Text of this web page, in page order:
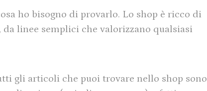
ho bisogno di provarlo. Lo shop è ricco di
linee semplici che valorizzano qualsiasi
gli articoli che puoi trovare nello shop sono